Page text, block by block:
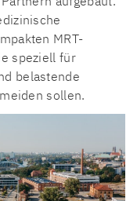
MRT-
speziell für
belastende
sollen.